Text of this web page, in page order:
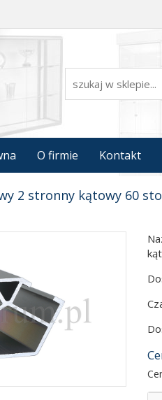
O firmie Kontakt
2 stronny kątowy 60